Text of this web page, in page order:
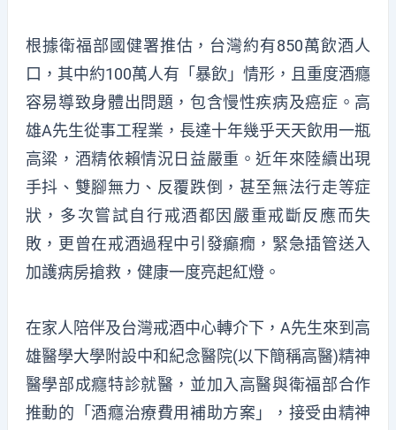
根據衛福部國健署推估，台灣約有850萬飲酒人
口，其中約100萬人有「暴飲」情形，且重度酒癮
容易導致身體出問題，包含慢性疾病及癌症。高
雄A先生從事工程業，長達十年幾乎天天飲用一瓶
高粱，酒精依賴情況日益嚴重。近年來陸續出現
手抖、雙腳無力、反覆跌倒，甚至無法行走等症
狀，多次嘗試自行戒酒都因嚴重戒斷反應而失
敗，更曾在戒酒過程中引發癲癇，緊急插管送入
加護病房搶救，健康一度亮起紅燈。
在家人陪伴及台灣戒酒中心轉介下，A先生來到高
雄醫學大學附設中和紀念醫院(以下簡稱高醫)精神
醫學部成癮特診就醫，並加入高醫與衛福部合作
推動的「酒癮治療費用補助方案」，接受由精神